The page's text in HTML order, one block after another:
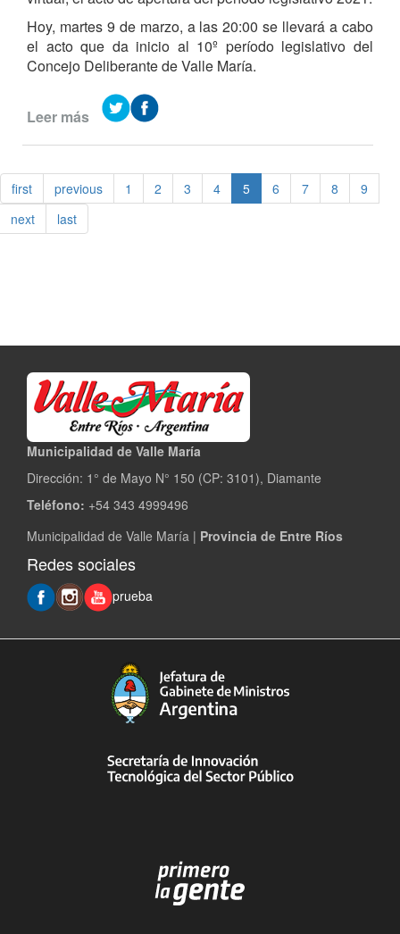
Hoy, martes 9 de marzo, a las 20:00 se llevará a cabo
el acto que da inicio al 10º período legislativo del
Concejo Deliberante de Valle María.
Leer más de
lugar
el
first previous 1 2 3 4 5 6 7 8
9
next
last
Municipalidad de Valle María
Dirección: 1° de Mayo N° 150 (CP: 3101), Diamante
Teléfono: +54 343 4999496
Municipalidad de Valle María | Provincia de Entre Ríos
Redes sociales
prueba